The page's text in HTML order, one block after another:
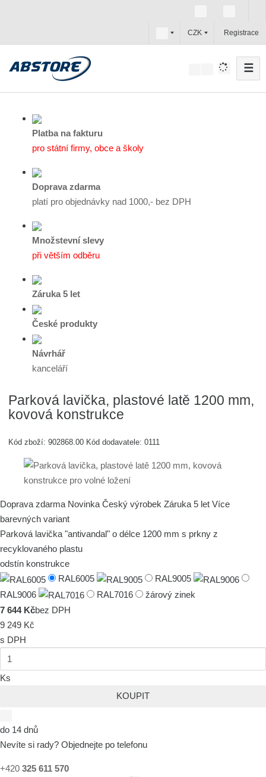
c
z
CZK Registrace
☰
Platba na fakturu
pro státní firmy, obce a školy
Doprava zdarma
platí pro objednávky nad 1000,- bez DPH
Množstevní slevy
při větším odběru
Záruka 5 let
České produkty
Návrhář
kanceláří
Parková lavička, plastové latě 1200 mm,
kovová konstrukce
Kód zboží:902868.00 Kód dodavatele:0111
Doprava zdarma Novinka Český výrobek Záruka 5 let Více
barevných variant
Parková lavička "antivandal" o délce 1200 mm s prkny z
recyklovaného plastu
odstín konstrukce
RAL6005
RAL9005
RAL9006
RAL7016
žárový zinek
7 644 Kčbez DPH
9 249 Kč
s DPH
Ks
KOUPIT
do 14 dnů
Nevíte si rady? Objednejte po telefonu
+420 325 611 570